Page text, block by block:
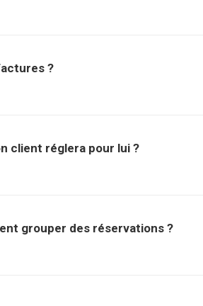
?
client réglera pour lui ?
grouper des réservations ?